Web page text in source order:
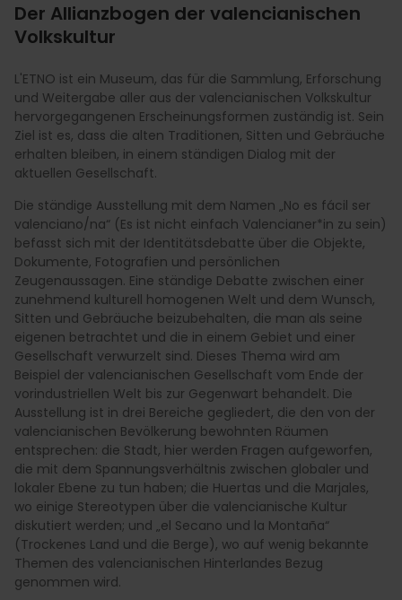
Der Allianzbogen der valencianischen
Volkskultur
L'ETNO ist ein Museum, das für die Sammlung, Erforschung
und Weitergabe aller aus der valencianischen Volkskultur
hervorgegangenen Erscheinungsformen zuständig ist. Sein
Ziel ist es, dass die alten Traditionen, Sitten und Gebräuche
erhalten bleiben, in einem ständigen Dialog mit der
aktuellen Gesellschaft.
Die ständige Ausstellung mit dem Namen „No es fácil ser
valenciano/na“ (Es ist nicht einfach Valencianer*in zu sein)
befasst sich mit der Identitätsdebatte über die Objekte,
Dokumente, Fotografien und persönlichen
Zeugenaussagen. Eine ständige Debatte zwischen einer
zunehmend kulturell homogenen Welt und dem Wunsch,
Sitten und Gebräuche beizubehalten, die man als seine
eigenen betrachtet und die in einem Gebiet und einer
Gesellschaft verwurzelt sind. Dieses Thema wird am
Beispiel der valencianischen Gesellschaft vom Ende der
vorindustriellen Welt bis zur Gegenwart behandelt. Die
Ausstellung ist in drei Bereiche gegliedert, die den von der
valencianischen Bevölkerung bewohnten Räumen
entsprechen: die Stadt, hier werden Fragen aufgeworfen,
die mit dem Spannungsverhältnis zwischen globaler und
lokaler Ebene zu tun haben; die Huertas und die Marjales,
wo einige Stereotypen über die valencianische Kultur
diskutiert werden; und „el Secano und la Montaña“
(Trockenes Land und die Berge), wo auf wenig bekannte
Themen des valencianischen Hinterlandes Bezug
genommen wird.